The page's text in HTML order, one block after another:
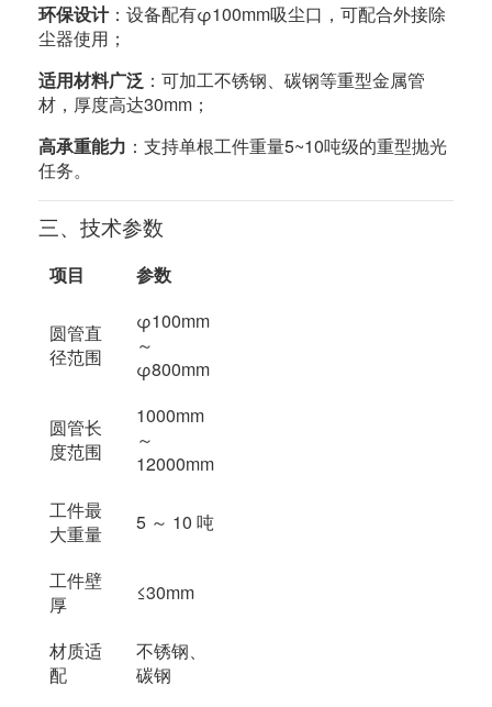
环保设计：设备配有φ100mm吸尘口，可配合外接除
尘器使用；
适用材料广泛 ：可加工不锈钢、碳钢等重型金属管
材，厚度高达30mm；
高承重能力 ：支持单根工件重量5~10吨级的重型抛光
任务。
三、技术参数
项目 参数
圆管直
径范围
φ100mm
～
φ800mm
圆管长
度范围
1000mm
～
12000mm
工件最
大重量
5 ～ 10 吨
工件壁
厚
≤30mm
材质适
配
不锈钢、
碳钢